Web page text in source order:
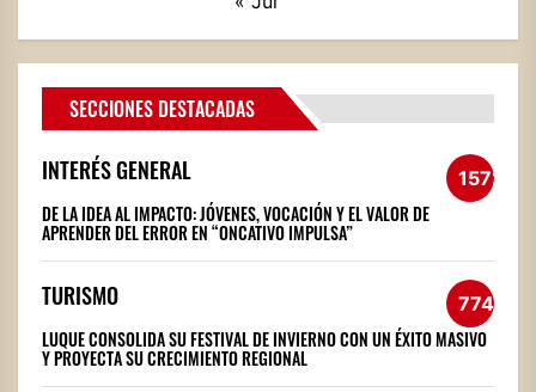
SECCIONES DESTACADAS
INTERÉS GENERAL 1572
DE LA IDEA AL IMPACTO: JÓVENES, VOCACIÓN Y EL VALOR DE
APRENDER DEL ERROR EN “ONCATIVO IMPULSA”
TURISMO 774
LUQUE CONSOLIDA SU FESTIVAL DE INVIERNO CON UN ÉXITO MASIVO
Y PROYECTA SU CRECIMIENTO REGIONAL